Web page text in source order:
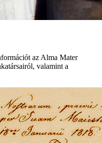
az Alma Mater
valamint a